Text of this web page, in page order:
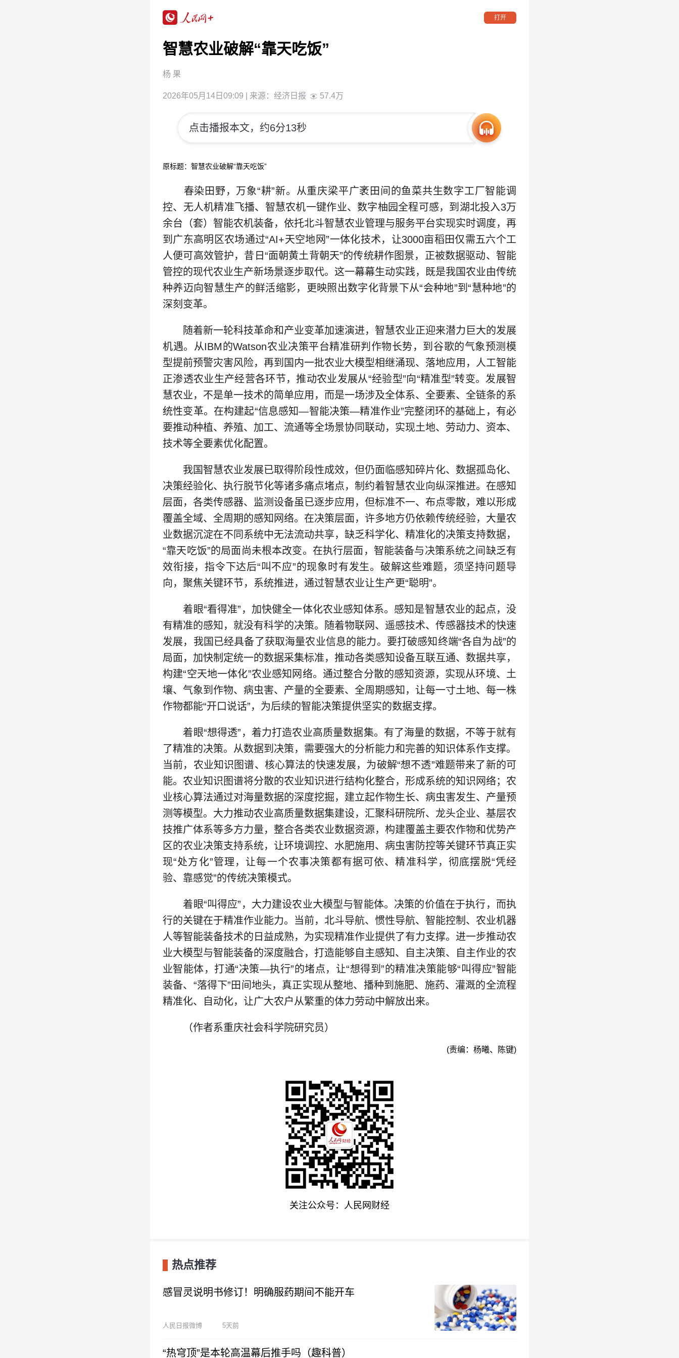
打开
智慧农业破解“靠天吃饭”
杨 果
2026年05月14日09:09 | 来源： 经济日报 57.4万
点击播报本文，约6分13秒
原标题：智慧农业破解“靠天吃饭”
春染田野，万象“耕”新。从重庆梁平广袤田间的鱼菜共生数字工厂智能调
控、无人机精准飞播、智慧农机一键作业、数字柚园全程可感，到湖北投入3万
余台（套）智能农机装备，依托北斗智慧农业管理与服务平台实现实时调度，再
到广东高明区农场通过“AI+天空地网”一体化技术，让3000亩稻田仅需五六个工
人便可高效管护，昔日“面朝黄土背朝天”的传统耕作图景，正被数据驱动、智能
管控的现代农业生产新场景逐步取代。这一幕幕生动实践，既是我国农业由传统
种养迈向智慧生产的鲜活缩影，更映照出数字化背景下从“会种地”到“慧种地”的
深刻变革。
随着新一轮科技革命和产业变革加速演进，智慧农业正迎来潜力巨大的发展
机遇。从IBM的Watson农业决策平台精准研判作物长势，到谷歌的气象预测模
型提前预警灾害风险，再到国内一批农业大模型相继涌现、落地应用，人工智能
正渗透农业生产经营各环节，推动农业发展从“经验型”向“精准型”转变。发展智
慧农业，不是单一技术的简单应用，而是一场涉及全体系、全要素、全链条的系
统性变革。在构建起“信息感知—智能决策—精准作业”完整闭环的基础上，有必
要推动种植、养殖、加工、流通等全场景协同联动，实现土地、劳动力、资本、
技术等全要素优化配置。
我国智慧农业发展已取得阶段性成效，但仍面临感知碎片化、数据孤岛化、
决策经验化、执行脱节化等诸多痛点堵点，制约着智慧农业向纵深推进。在感知
层面，各类传感器、监测设备虽已逐步应用，但标准不一、布点零散，难以形成
覆盖全域、全周期的感知网络。在决策层面，许多地方仍依赖传统经验，大量农
业数据沉淀在不同系统中无法流动共享，缺乏科学化、精准化的决策支持数据，
“靠天吃饭”的局面尚未根本改变。在执行层面，智能装备与决策系统之间缺乏有
效衔接，指令下达后“叫不应”的现象时有发生。破解这些难题，须坚持问题导
向，聚焦关键环节，系统推进，通过智慧农业让生产更“聪明”。
着眼“看得准”，加快健全一体化农业感知体系。感知是智慧农业的起点，没
有精准的感知，就没有科学的决策。随着物联网、遥感技术、传感器技术的快速
发展，我国已经具备了获取海量农业信息的能力。要打破感知终端“各自为战”的
局面，加快制定统一的数据采集标准，推动各类感知设备互联互通、数据共享，
构建“空天地一体化”农业感知网络。通过整合分散的感知资源，实现从环境、土
壤、气象到作物、病虫害、产量的全要素、全周期感知，让每一寸土地、每一株
作物都能“开口说话”，为后续的智能决策提供坚实的数据支撑。
着眼“想得透”，着力打造农业高质量数据集。有了海量的数据，不等于就有
了精准的决策。从数据到决策，需要强大的分析能力和完善的知识体系作支撑。
当前，农业知识图谱、核心算法的快速发展，为破解“想不透”难题带来了新的可
能。农业知识图谱将分散的农业知识进行结构化整合，形成系统的知识网络；农
业核心算法通过对海量数据的深度挖掘，建立起作物生长、病虫害发生、产量预
测等模型。大力推动农业高质量数据集建设，汇聚科研院所、龙头企业、基层农
技推广体系等多方力量，整合各类农业数据资源，构建覆盖主要农作物和优势产
区的农业决策支持系统，让环境调控、水肥施用、病虫害防控等关键环节真正实
现“处方化”管理，让每一个农事决策都有据可依、精准科学，彻底摆脱“凭经
验、靠感觉”的传统决策模式。
着眼“叫得应”，大力建设农业大模型与智能体。决策的价值在于执行，而执
行的关键在于精准作业能力。当前，北斗导航、惯性导航、智能控制、农业机器
人等智能装备技术的日益成熟，为实现精准作业提供了有力支撑。进一步推动农
业大模型与智能装备的深度融合，打造能够自主感知、自主决策、自主作业的农
业智能体，打通“决策—执行”的堵点，让“想得到”的精准决策能够“叫得应”智能
装备、“落得下”田间地头，真正实现从整地、播种到施肥、施药、灌溉的全流程
精准化、自动化，让广大农户从繁重的体力劳动中解放出来。
（作者系重庆社会科学院研究员）
(责编：杨曦、陈键)
关注公众号：人民网财经
热点推荐
感冒灵说明书修订！明确服药期间不能开车
人民日报微博 5天前
“热穹顶”是本轮高温幕后推手吗（趣科普）